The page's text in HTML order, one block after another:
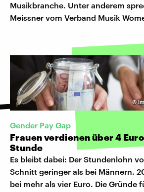
Musikbranche. Unter anderem
Meissner vom Verband Musik
©
Gender Pay Gap
Frauen verdienen über 4
Stunde
Es bleibt dabei: Der Stundenlohn
Schnitt geringer als bei Männern.
bei mehr als vier Euro. Die Gründe